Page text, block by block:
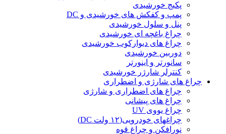
پکیج خورشیدی
پمپ و کفکش های خورشیدی و DC
پنل و سلول خورشیدی
چراغ باغچه ای خورشیدی
چراغ های دیوارکوب خورشیدی
دوربین خورشیدی
سانورتر و اینورتر
کنترلر شارژر خورشیدی
چراغ های شارژی و اضطراری
چراغ های اضطراری و شارژی
چراغ های پیشانی
چراغ یووی UV
چراغهای خودرویی(۱۲ ولت DC)
نورافکن و چراغ قوه